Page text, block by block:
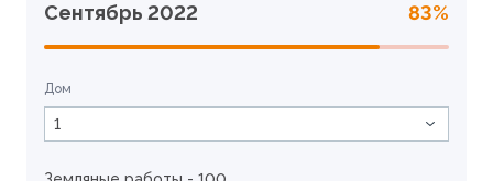
Сентябрь 2022 83%
Дом
1